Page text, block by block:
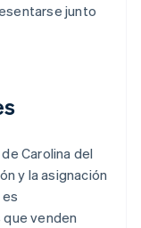
junto
de Carolina del
y la asignación
es
venden